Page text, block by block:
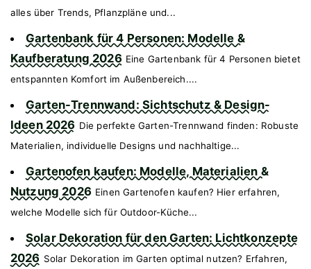
alles über Trends, Pflanzpläne und...
Gartenbank für 4 Personen: Modelle &
Kaufberatung 2026 Eine Gartenbank für 4 Personen bietet
entspannten Komfort im Außenbereich....
Garten-Trennwand: Sichtschutz & Design-
Ideen 2026 Die perfekte Garten-Trennwand finden: Robuste
Materialien, individuelle Designs und nachhaltige...
Gartenofen kaufen: Modelle, Materialien &
Nutzung 2026 Einen Gartenofen kaufen? Hier erfahren,
welche Modelle sich für Outdoor-Küche...
Solar Dekoration für den Garten: Lichtkonzepte
2026 Solar Dekoration im Garten optimal nutzen? Erfahren,